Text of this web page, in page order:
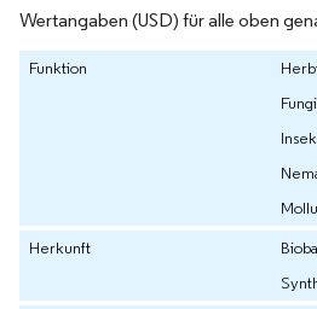
Wertangaben (USD) für alle oben
Funktion
Herkunft